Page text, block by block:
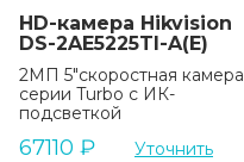
HD-камера Hikvision
DS-2AE5225TI-A(E)
2МП 5″скоростная камера
серии Turbo с ИК-
подсветкой
67110 ₽ Уточнить